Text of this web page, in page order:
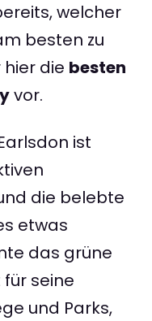
welcher
besten zu
die besten
vor.
ist
die belebte
etwas
das grüne
seine
und Parks,